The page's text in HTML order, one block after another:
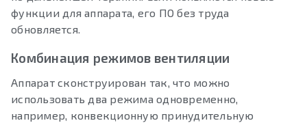
функции для аппарата, его ПО без труда
обновляется.
Комбинация режимов вентиляции
Аппарат сконструирован так, что можно
использовать два режима одновременно,
например, конвекционную принудительную